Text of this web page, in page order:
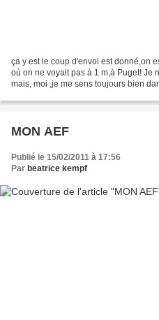
ça y est le coup d'envoi est donné,on
où on ne voyait pas à 1 m,à Puget! Je
mais, moi ,je me sens toujours bien
MON AEF
Publié le 15/02/2011 à 17:56
Par beatrice kempf